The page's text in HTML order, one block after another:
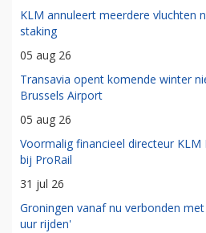
KLM annuleert meerdere vluchten
staking
05 aug 26
Transavia opent komende winter
Brussels Airport
05 aug 26
Voormalig financieel directeur KLM
bij ProRail
31 jul 26
Groningen vanaf nu verbonden
uur rijden'